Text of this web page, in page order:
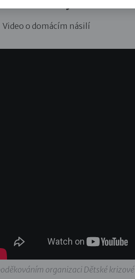
Video o domácím násilí
organizaci Dětské